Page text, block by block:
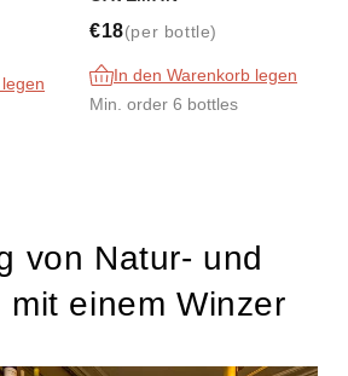
€18(per bottle)
In den Warenkorb legen
Min. order 6 bottles
von Natur- und
mit einem Winzer